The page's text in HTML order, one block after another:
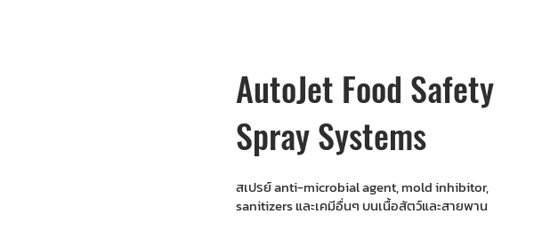
AutoJet Food Safety
Spray Systems
สเปรย์ anti-microbial agent, mold inhibitor,
sanitizers และเคมีอื่นๆ บนเนื้อสัตว์และสายพาน